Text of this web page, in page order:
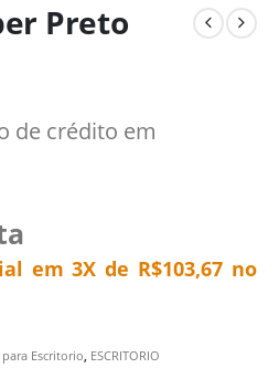
Preto
de crédito em
em 3X de R$103,67 no
Escritorio, ESCRITORIO